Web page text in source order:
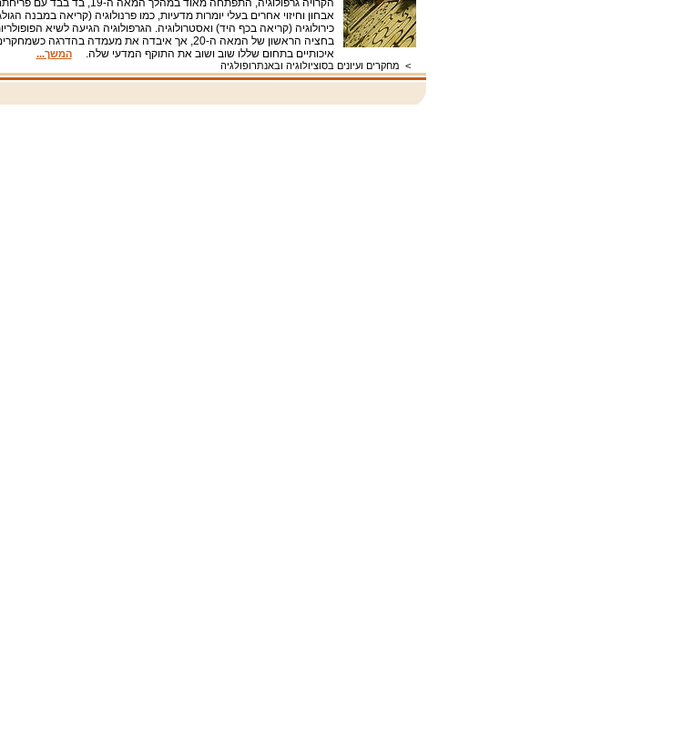
הקרויה גרפולוגיה, התפתחה מאוד במהלך המאה ה-
אבחון וחיזוי אחרים בעלי יומרות מדעיות, כמו פרנולוגיה (קריאה במבנה
כירולוגיה (קריאה בכף היד) ואסטרולוגיה. הגרפולוגיה הגיעה לשיא
בחציה הראשון של המאה ה-20, אך איבדה את מעמדה בהדרגה
איכותיים בתחום שללו שוב ושוב את התוקף המדעי שלה.המשך...
> מחקרים ועיונים בסוציולוגיה ובאנתרופולגיה